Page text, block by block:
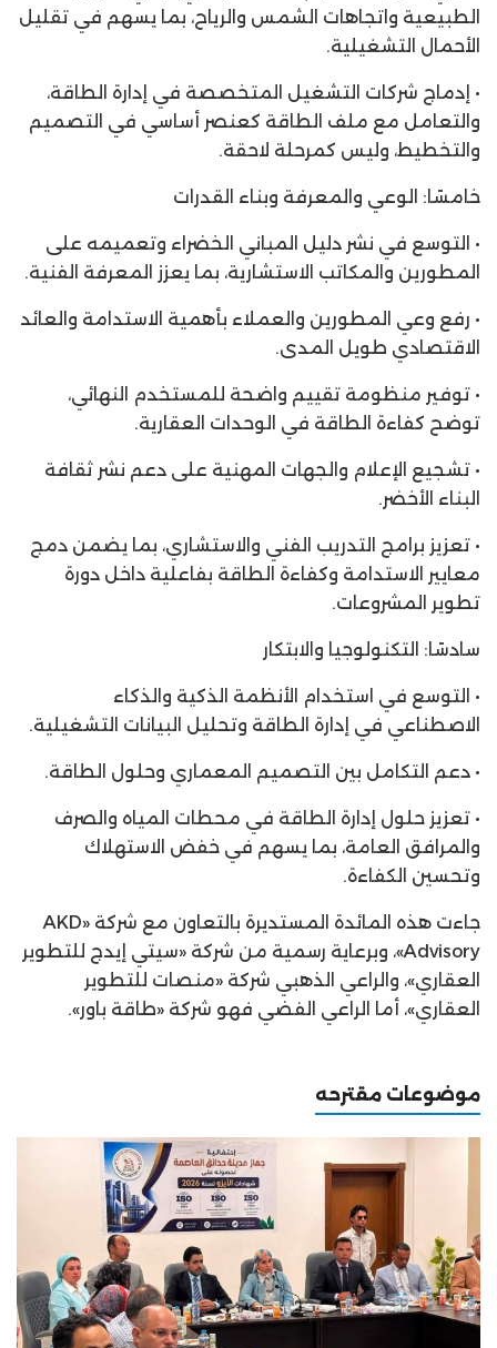
الطبيعية واتجاهات الشمس والرياح، بما يسهم في تقليل
الأحمال التشغيلية.
• إدماج شركات التشغيل المتخصصة في إدارة الطاقة،
والتعامل مع ملف الطاقة كعنصر أساسي في التصميم
والتخطيط، وليس كمرحلة لاحقة.
خامسًا: الوعي والمعرفة وبناء القدرات
• التوسع في نشر دليل المباني الخضراء وتعميمه على
المطورين والمكاتب الاستشارية، بما يعزز المعرفة الفنية.
• رفع وعي المطورين والعملاء بأهمية الاستدامة والعائد
الاقتصادي طويل المدى.
• توفير منظومة تقييم واضحة للمستخدم النهائي،
توضح كفاءة الطاقة في الوحدات العقارية.
• تشجيع الإعلام والجهات المهنية على دعم نشر ثقافة
البناء الأخضر.
• تعزيز برامج التدريب الفني والاستشاري، بما يضمن دمج
معايير الاستدامة وكفاءة الطاقة بفاعلية داخل دورة
تطوير المشروعات.
سادسًا: التكنولوجيا والابتكار
• التوسع في استخدام الأنظمة الذكية والذكاء
الاصطناعي في إدارة الطاقة وتحليل البيانات التشغيلية.
• دعم التكامل بين التصميم المعماري وحلول الطاقة.
• تعزيز حلول إدارة الطاقة في محطات المياه والصرف
والمرافق العامة، بما يسهم في خفض الاستهلاك
وتحسين الكفاءة.
جاءت هذه المائدة المستديرة بالتعاون مع شركة «AKD
Advisory»، وبرعاية رسمية من شركة «سيتي إيدج للتطوير
العقاري»، والراعي الذهبي شركة «منصات للتطوير
العقاري»، أما الراعي الفضي فهو شركة «طاقة باور».
موضوعات مقترحه